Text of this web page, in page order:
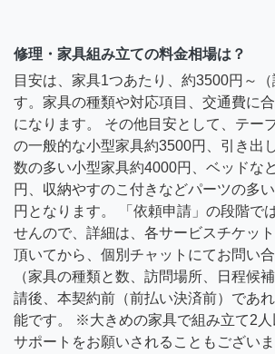
修理・家具組み立ての料金相場は？
目安は、家具1つあたり、約3500円～
す。家具の種類や対応項目、交通費に
になります。 その他目安として、テー
の一般的な小型家具約3500円、引き出
数の多い小型家具約4000円、ベッドな
円、収納やすのこ付きなどパーツの多
円となります。 「依頼申請」の段階で
せんので、詳細は、各サービスチケッ
頂いてから、個別チャットにてお問い合
（家具の種類と数、訪問場所、日程候
請後、本契約前（前払い決済前）であ
能です。 ※大きめの家具で組み立て2人
サポートをお願いされることもございま